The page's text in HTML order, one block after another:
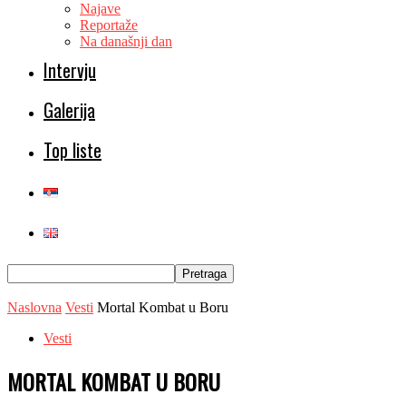
Najave
Reportaže
Na današnji dan
Intervju
Galerija
Top liste
Naslovna Vesti Mortal Kombat u Boru
Vesti
MORTAL KOMBAT U BORU